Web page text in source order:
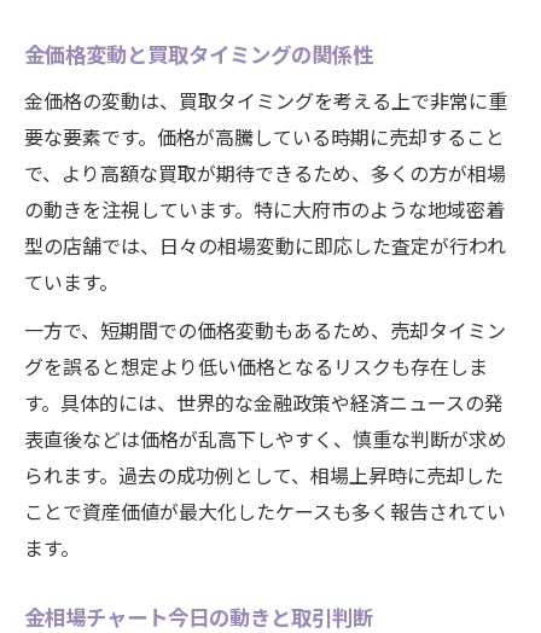
金価格変動と買取タイミングの関係性
金価格の変動は、買取タイミングを考える上で非常に重
要な要素です。価格が高騰している時期に売却すること
で、より高額な買取が期待できるため、多くの方が相場
の動きを注視しています。特に大府市のような地域密着
型の店舗では、日々の相場変動に即応した査定が行われ
ています。
一方で、短期間での価格変動もあるため、売却タイミン
グを誤ると想定より低い価格となるリスクも存在しま
す。具体的には、世界的な金融政策や経済ニュースの発
表直後などは価格が乱高下しやすく、慎重な判断が求め
られます。過去の成功例として、相場上昇時に売却した
ことで資産価値が最大化したケースも多く報告されてい
ます。
金相場チャート今日の動きと取引判断